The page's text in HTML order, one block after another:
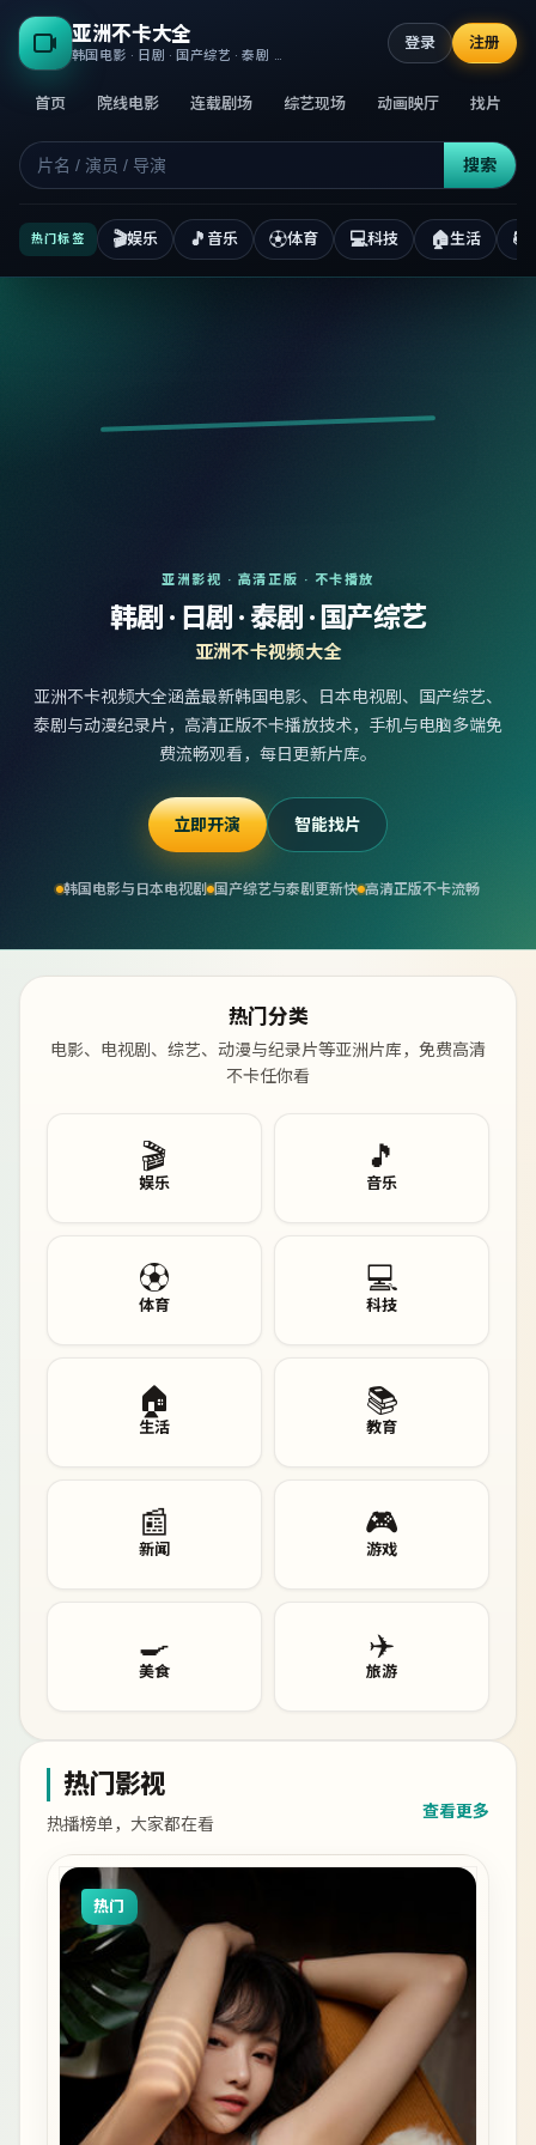
亚洲不卡大全
首页 院线电影 连载剧场 综艺现场 动画映厅 找片
搜索
登录 注册
热门标签 🎬娱乐 🎵 音乐 ⚽体育 💻科技 🏠生活 📚
亚洲影视 · 高清正版 · 不卡播放
韩剧 · 日剧 · 泰剧 · 国产综艺
亚洲不卡视频大全
亚洲不卡视频大全涵盖最新韩国电影、日本电视剧、国产综艺、
泰剧与动漫纪录片，高清正版不卡播放技术，手机与电脑多端免
费流畅观看，每日更新片库。
立即开演 智能找片
韩国电影与日本电视剧 国产综艺与泰剧更新快 高清正版不卡流畅
热门分类
电影、电视剧、综艺、动漫与纪录片等亚洲片库，免费高清
不卡任你看
🎬
娱乐
🎵
音乐
⚽
体育
💻
科技
🏠
生活
📚
教育
📰
新闻
🎮
游戏
🍳
美食
✈️
旅游
热门影视
热播榜单，大家都在看
查看更多
热门